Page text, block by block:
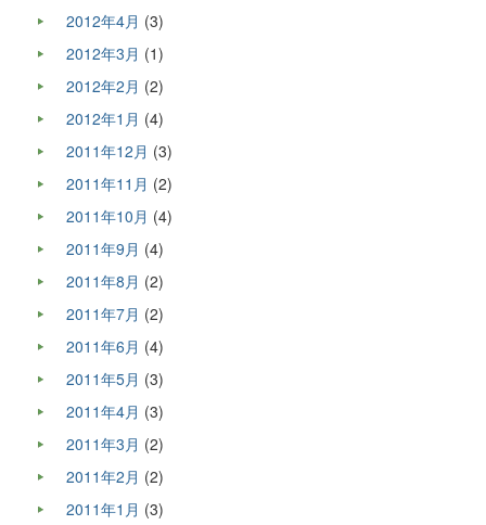
2012年4月 (3)
2012年3月 (1)
2012年2月 (2)
2012年1月 (4)
2011年12月 (3)
2011年11月 (2)
2011年10月 (4)
2011年9月 (4)
2011年8月 (2)
2011年7月 (2)
2011年6月 (4)
2011年5月 (3)
2011年4月 (3)
2011年3月 (2)
2011年2月 (2)
2011年1月 (3)